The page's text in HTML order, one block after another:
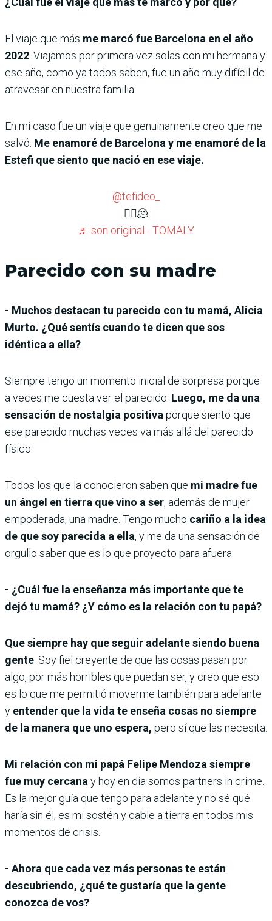
El viaje que más me marcó fue Barcelona en el año
2022 . Viajamos por primera vez solas con mi hermana y
ese año, como ya todos saben, fue un año muy difícil de
atravesar en nuestra familia.
En mi caso fue un viaje que genuinamente creo que me
salvó. Me enamoré de Barcelona y me enamoré de la
Estefi que siento que nació en ese viaje.
@tefideo_
🙂‍↔️🫠
♬ son original - TOMALY
Parecido con su madre
- Muchos destacan tu parecido con tu mamá, Alicia
Murto. ¿Qué sentís cuando te dicen que sos
idéntica a ella?
Siempre tengo un momento inicial de sorpresa porque
a veces me cuesta ver el parecido. Luego, me da una
sensación de nostalgia positiva porque siento que
ese parecido muchas veces va más allá del parecido
físico.
Todos los que la conocieron saben que mi madre fue
un ángel en tierra que vino a ser, además de mujer
empoderada, una madre. Tengo mucho cariño a la idea
de que soy parecida a ella, y me da una sensación de
orgullo saber que es lo que proyecto para afuera.
- ¿Cuál fue la enseñanza más importante que te
dejó tu mamá? ¿Y cómo es la relación con tu papá?
Que siempre hay que seguir adelante siendo buena
gente . Soy fiel creyente de que las cosas pasan por
algo, por más horribles que puedan ser, y creo que eso
es lo que me permitió moverme también para adelante
y entender que la vida te enseña cosas no siempre
de la manera que uno espera, pero sí que las necesita.
Mi relación con mi papá Felipe Mendoza siempre
fue muy cercana y hoy en día somos partners in crime.
Es la mejor guía que tengo para adelante y no sé qué
haría sin él, es mi sostén y cable a tierra en todos mis
momentos de crisis.
- Ahora que cada vez más personas te están
descubriendo, ¿qué te gustaría que la gente
conozca de vos?